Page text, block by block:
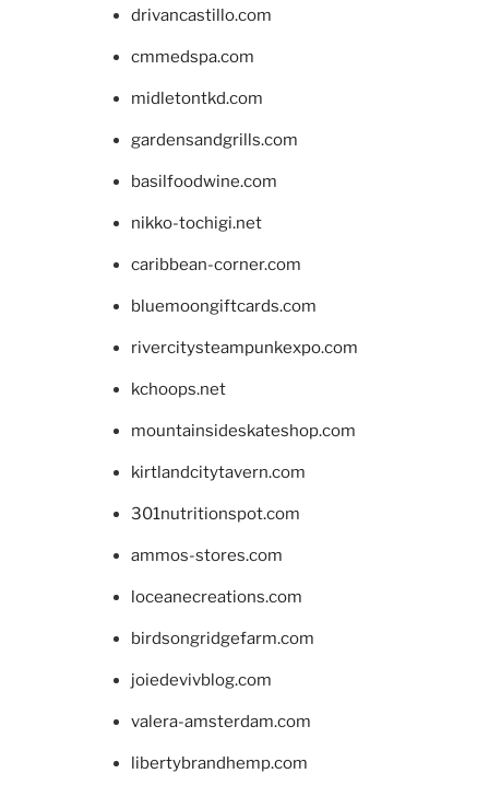
drivancastillo.com
cmmedspa.com
midletontkd.com
gardensandgrills.com
basilfoodwine.com
nikko-tochigi.net
caribbean-corner.com
bluemoongiftcards.com
rivercitysteampunkexpo.com
kchoops.net
mountainsideskateshop.com
kirtlandcitytavern.com
301nutritionspot.com
ammos-stores.com
loceanecreations.com
birdsongridgefarm.com
joiedevivblog.com
valera-amsterdam.com
libertybrandhemp.com